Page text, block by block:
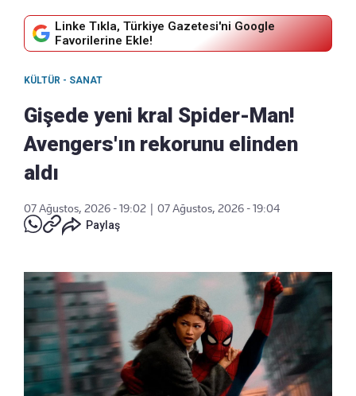
Linke Tıkla, Türkiye Gazetesi'ni Google
Favorilerine Ekle!
KÜLTÜR - SANAT
Gişede yeni kral Spider-Man!
Avengers'ın rekorunu elinden
aldı
07 Ağustos, 2026 - 19:02
07 Ağustos, 2026 - 19:04
Paylaş